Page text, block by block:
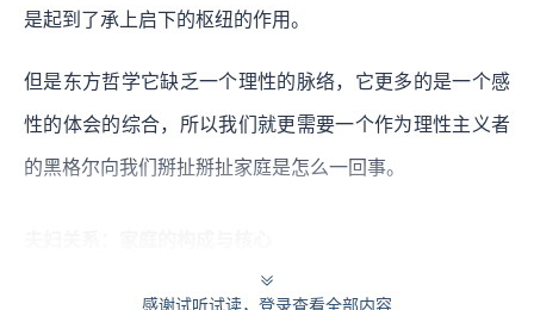
是起到了承上启下的枢纽的作用。
但是东方哲学它缺乏一个理性的脉络，它更多的是一个感
性的体会的综合，所以我们就更需要一个作为理性主义者
的黑格尔向我们掰扯掰扯家庭是怎么一回事。
我们先来说家庭的构成。家庭的构成就是夫妇的构成。
感谢试听试读，登录查看全部内容